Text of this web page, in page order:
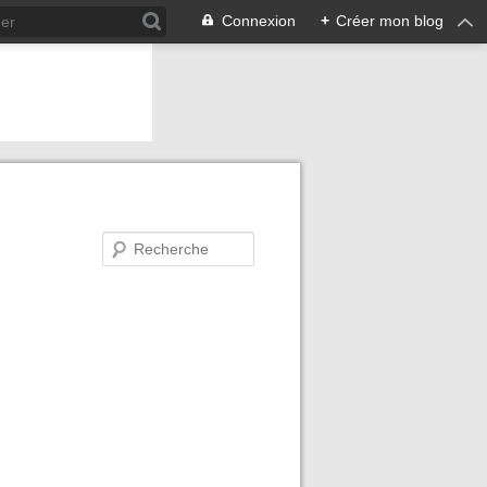
Connexion + Créer mon blog